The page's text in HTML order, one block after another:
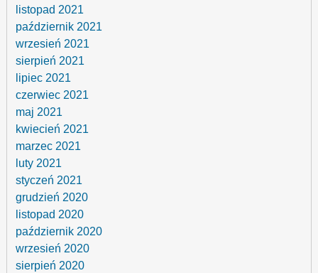
listopad 2021
październik 2021
wrzesień 2021
sierpień 2021
lipiec 2021
czerwiec 2021
maj 2021
kwiecień 2021
marzec 2021
luty 2021
styczeń 2021
grudzień 2020
listopad 2020
październik 2020
wrzesień 2020
sierpień 2020